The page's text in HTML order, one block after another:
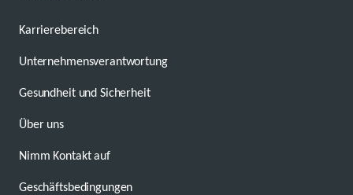
Karrierebereich
Unternehmensverantwortung
Gesundheit und Sicherheit
Über uns
Nimm Kontakt auf
Geschäftsbedingungen